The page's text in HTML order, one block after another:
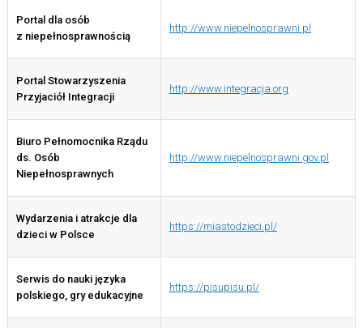
Portal dla osób
z niepełnosprawnością
http://www.niepelnosprawni.pl
Portal Stowarzyszenia
Przyjaciół Integracji
http://www.integracja.org
Biuro Pełnomocnika Rządu
ds. Osób
Niepełnosprawnych
http://www.niepelnosprawni.gov.pl
Wydarzenia i atrakcje dla
dzieci w Polsce
https://miastodzieci.pl/
Serwis do nauki języka
polskiego, gry edukacyjne
https://pisupisu.pl/